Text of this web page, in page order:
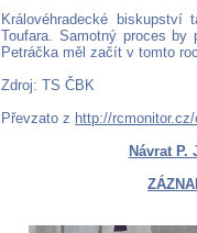
Královéhradecké biskupství
Toufara. Samotný proces by
Petráčka měl začít v tomto
Zdroj: TS ČBK
Převzato z http://rcmonitor.cz/
Návrat P.